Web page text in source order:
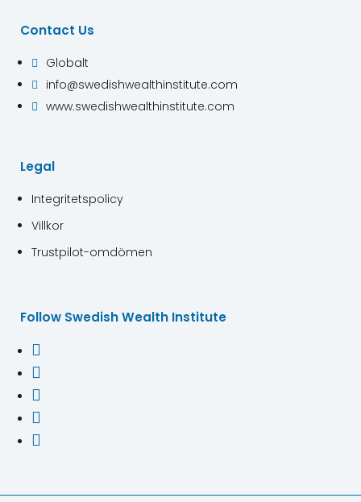
Contact Us
 Globalt
 info@swedishwealthinstitute.com
 www.swedishwealthinstitute.com
Legal
Integritetspolicy
Villkor
Trustpilot-omdömen
Follow Swedish Wealth Institute




